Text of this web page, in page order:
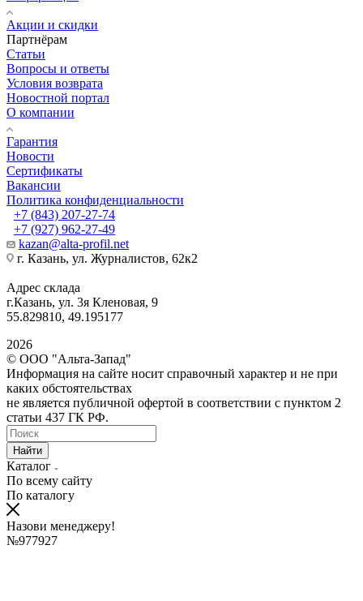
Акции и скидки
Партнёрам
Статьи
Вопросы и ответы
Условия возврата
Новостной портал
О компании
Гарантия
Новости
Сертификаты
Вакансии
Политика конфиденциальности
+7 (843) 207-27-74
+7 (927) 962-27-49
kazan@alta-profil.net
г. Казань, ул. Журналистов, 62к2
Адрес склада
г.Казань, ул. 3я Кленовая, 9
55.829810, 49.195177
2026
© ООО "Альта-Запад"
Информация на сайте носит справочный характер и не при
каких обстоятельствах
не является публичной офертой в соответствии с пунктом 2
статьи 437 ГК РФ.
Найти
Каталог
По всему сайту
По каталогу
Назови менеджеру!
№977927